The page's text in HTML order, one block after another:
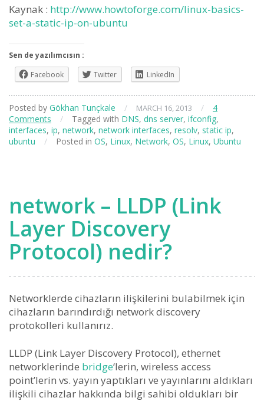
Kaynak : http://www.howtoforge.com/linux-basics-
set-a-static-ip-on-ubuntu
Sen de yazılımcısın :
Facebook
Twitter LinkedIn
Posted by Gökhan Tunçkale / MARCH 16, 2013 /
4
Comments
/ Tagged with DNS, dns server, ifconfig,
interfaces, ip, network, network interfaces, resolv, static ip,
ubuntu
/ Posted in OS, Linux, Network, OS, Linux, Ubuntu
network – LLDP (Link
Layer Discovery
Protocol) nedir?
Networklerde cihazların ilişkilerini bulabilmek için
cihazların barındırdığı network discovery
protokolleri kullanırız.
LLDP (Link Layer Discovery Protocol), ethernet
networklerinde bridge‘lerin, wireless access
point’lerin vs. yayın yaptıkları ve yayınlarını aldıkları
ilişkili cihazlar hakkında bilgi sahibi oldukları bir